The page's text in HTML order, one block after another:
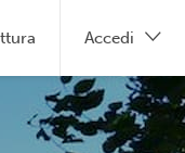
Accedi